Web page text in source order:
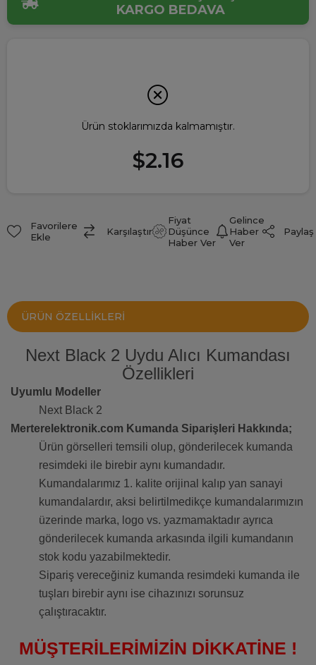
KARGO BEDAVA
Ürün stoklarımızda kalmamıştır.
$2.16
Favorilere
Ekle
Karşılaştır
Fiyat
Düşünce
Haber Ver
Gelince
Haber
Ver
Paylaş
ÜRÜN ÖZELLIKLERI
Next Black 2 Uydu Alıcı Kumandası
Özellikleri
Uyumlu Modeller
Next Black 2
Merterelektronik.com Kumanda Siparişleri Hakkında;
Ürün görselleri temsili olup, gönderilecek kumanda
resimdeki ile birebir aynı kumandadır.
Kumandalarımız 1. kalite orijinal kalıp yan sanayi
kumandalardır, aksi belirtilmedikçe kumandalarımızın
üzerinde marka, logo vs. yazmamaktadır ayrıca
gönderilecek kumanda arkasında ilgili kumandanın
stok kodu yazabilmektedir.
Sipariş vereceğiniz kumanda resimdeki kumanda ile
tuşları birebir aynı ise cihazınızı sorunsuz
çalıştıracaktır.
MÜŞTERİLERİMİZİN DİKKATİNE !